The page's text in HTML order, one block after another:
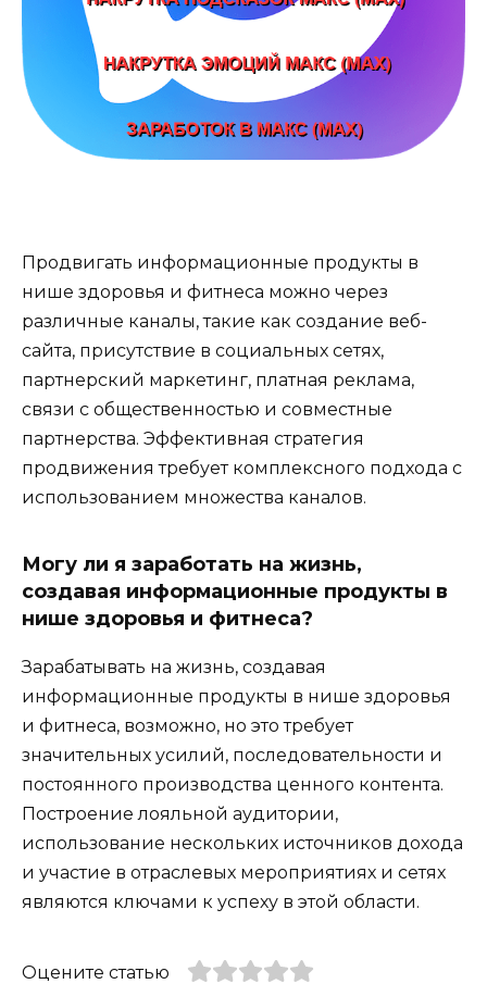
Продвигать информационные продукты в
нише здоровья и фитнеса можно через
различные каналы, такие как создание веб-
сайта, присутствие в социальных сетях,
партнерский маркетинг, платная реклама,
связи с общественностью и совместные
партнерства. Эффективная стратегия
продвижения требует комплексного подхода с
использованием множества каналов.
Могу ли я заработать на жизнь,
создавая информационные продукты в
нише здоровья и фитнеса?
Зарабатывать на жизнь, создавая
информационные продукты в нише здоровья
и фитнеса, возможно, но это требует
значительных усилий, последовательности и
постоянного производства ценного контента.
Построение лояльной аудитории,
использование нескольких источников дохода
и участие в отраслевых мероприятиях и сетях
являются ключами к успеху в этой области.
Оцените статью